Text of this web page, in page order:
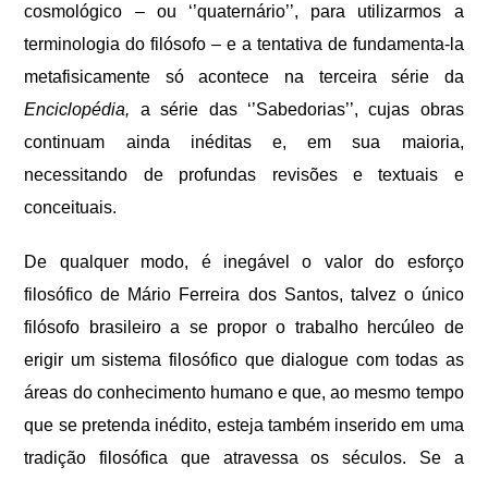
cosmológico – ou ‘’quaternário’’, para utilizarmos a
terminologia do filósofo – e a tentativa de fundamenta-la
metafisicamente só acontece na terceira série da
Enciclopédia, a série das ‘’Sabedorias’’, cujas obras
continuam ainda inéditas e, em sua maioria,
necessitando de profundas revisões e textuais e
conceituais.
De qualquer modo, é inegável o valor do esforço
filosófico de Mário Ferreira dos Santos, talvez o único
filósofo brasileiro a se propor o trabalho hercúleo de
erigir um sistema filosófico que dialogue com todas as
áreas do conhecimento humano e que, ao mesmo tempo
que se pretenda inédito, esteja também inserido em uma
tradição filosófica que atravessa os séculos. Se a